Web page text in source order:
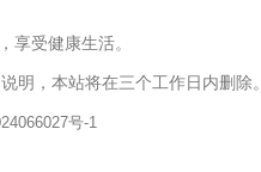
享受健康生活。
明，本站将在三个工作日内删除。
号-1